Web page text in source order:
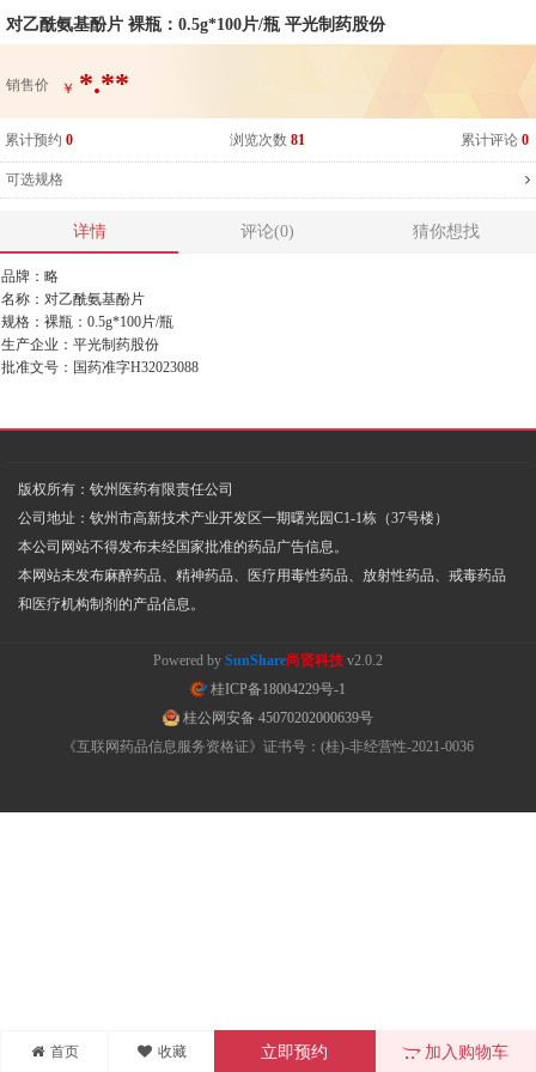
对乙酰氨基酚片 裸瓶：0.5g*100片/瓶 平光制药股份
销售价 ￥ *.**
累计预约 0 浏览次数 81 累计评论 0
可选规格
首页 收藏 立即预约 加入购物车
详情 评论(0) 猜你想找
品牌：略
名称：对乙酰氨基酚片
规格：裸瓶：0.5g*100片/瓶
生产企业：平光制药股份
批准文号：国药准字H32023088
版权所有：钦州医药有限责任公司
公司地址：钦州市高新技术产业开发区一期曙光园C1-1栋（37号楼）
本公司网站不得发布未经国家批准的药品广告信息。
本网站未发布麻醉药品、精神药品、医疗用毒性药品、放射性药品、戒毒药品
和医疗机构制剂的产品信息。
Powered by SunShare尚贤科技 v2.0.2
桂ICP备18004229号-1
桂公网安备 45070202000639号
《互联网药品信息服务资格证》证书号：(桂)-非经营性-2021-0036